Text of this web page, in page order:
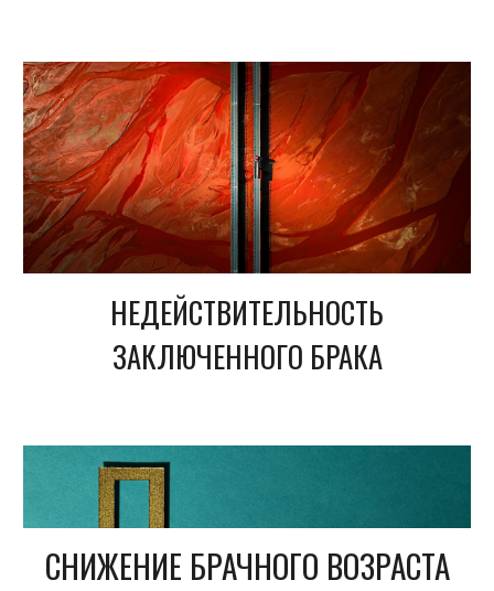
НЕДЕЙСТВИТЕЛЬНОСТЬ
ЗАКЛЮЧЕННОГО БРАКА
СНИЖЕНИЕ БРАЧНОГО ВОЗРАСТА